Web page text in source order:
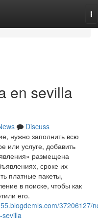
en sevilla
Discuss
нужно заполнить всю
или услуге, добавить
размещена
сроке их
платные пакеты,
в поиске, чтобы как
его.
37206127/
sevilla